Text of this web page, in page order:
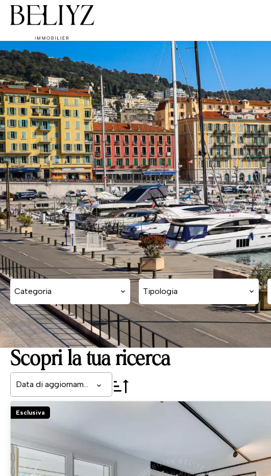
Categoria Tipologia
Scopri la tua ricerca
Data di aggiornamento
Esclusiva